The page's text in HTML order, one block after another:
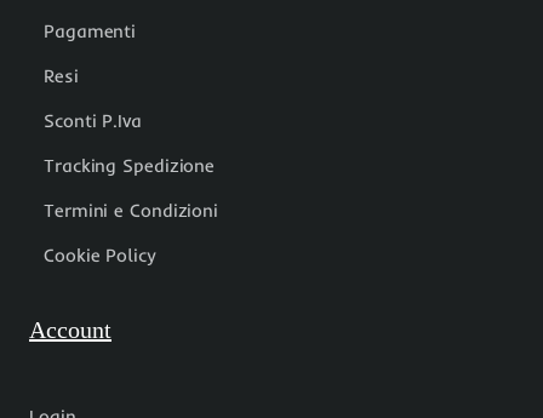
Pagamenti
Resi
Sconti P.Iva
Tracking Spedizione
Termini e Condizioni
Cookie Policy
Account